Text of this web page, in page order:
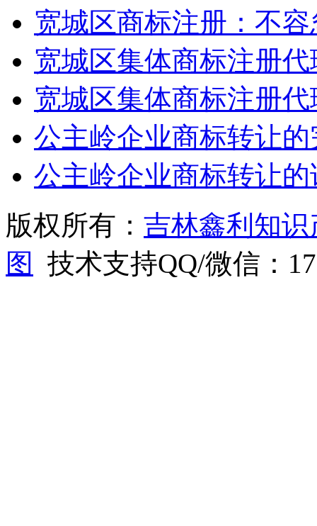
宽城区商标注册：不
宽城区集体商标注册
宽城区集体商标注册
公主岭企业商标转让
公主岭企业商标转让
版权所有： 吉林鑫利知
图
技术支持QQ/微信：